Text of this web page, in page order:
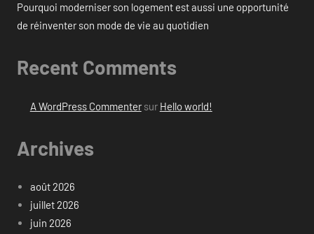
Pourquoi moderniser son logement est aussi une opportunité
de réinventer son mode de vie au quotidien
Recent Comments
A WordPress Commentersur Hello world!
Archives
août 2026
juillet 2026
juin 2026